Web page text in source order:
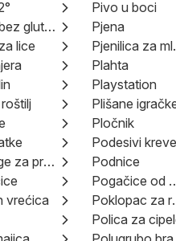
Pivo u boci
Pizza bez glutena
Pjena
lice
Plahta
Playstation
Plišane
Pločnik
Podesivi
Podloge za previjanje
Podnice
vrećica
Polica za